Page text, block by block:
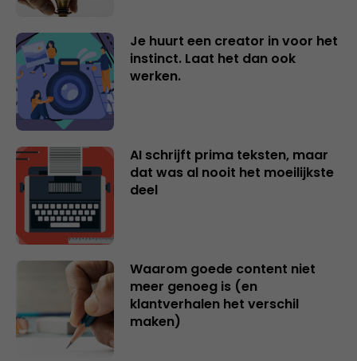
Je huurt een creator in voor het
instinct. Laat het dan ook
werken.
AI schrijft prima teksten, maar
dat was al nooit het moeilijkste
deel
Waarom goede content niet
meer genoeg is (en
klantverhalen het verschil
maken)